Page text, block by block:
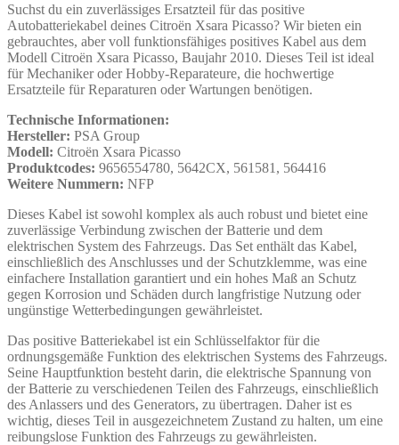
Suchst du ein zuverlässiges Ersatzteil für das positive
Autobatteriekabel deines Citroën Xsara Picasso? Wir bieten ein
gebrauchtes, aber voll funktionsfähiges positives Kabel aus dem
Modell Citroën Xsara Picasso, Baujahr 2010. Dieses Teil ist ideal
für Mechaniker oder Hobby-Reparateure, die hochwertige
Ersatzteile für Reparaturen oder Wartungen benötigen.
Technische Informationen:
Hersteller: PSA Group
Modell: Citroën Xsara Picasso
Produktcodes: 9656554780, 5642CX, 561581, 564416
Weitere Nummern: NFP
Dieses Kabel ist sowohl komplex als auch robust und bietet eine
zuverlässige Verbindung zwischen der Batterie und dem
elektrischen System des Fahrzeugs. Das Set enthält das Kabel,
einschließlich des Anschlusses und der Schutzklemme, was eine
einfachere Installation garantiert und ein hohes Maß an Schutz
gegen Korrosion und Schäden durch langfristige Nutzung oder
ungünstige Wetterbedingungen gewährleistet.
Das positive Batteriekabel ist ein Schlüsselfaktor für die
ordnungsgemäße Funktion des elektrischen Systems des Fahrzeugs.
Seine Hauptfunktion besteht darin, die elektrische Spannung von
der Batterie zu verschiedenen Teilen des Fahrzeugs, einschließlich
des Anlassers und des Generators, zu übertragen. Daher ist es
wichtig, dieses Teil in ausgezeichnetem Zustand zu halten, um eine
reibungslose Funktion des Fahrzeugs zu gewährleisten.